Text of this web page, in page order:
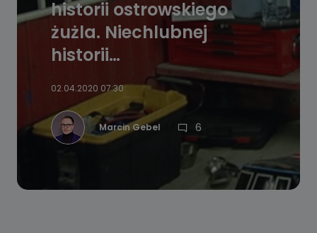
historii ostrowskiego
żużla. Niechlubnej
historii…
02.04.2020 07:30
Marcin Gebel 6